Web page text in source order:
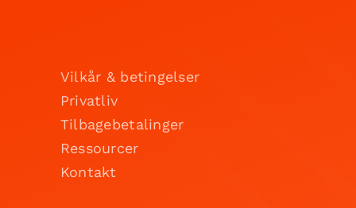
Vilkår & betingelser
Privatliv
Tilbagebetalinger
Ressourcer
Kontakt